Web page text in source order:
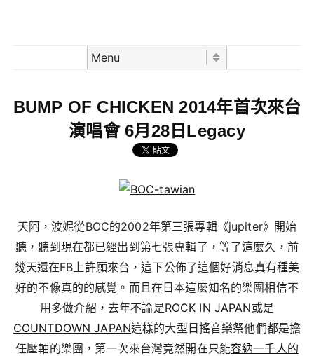
BUMP OF CHICKEN 2014年首次來台
演唱會 6月28日Legacy
天阿，波妮從BOC的2002年第三張專輯《jupiter》開始
聽，聽到現在都已經出到第七張專輯了，等了這麼久，前
幾天還在FB上許願來台，這下公佈了這個好消息真有種美
好的不像真的的感覺。而且在日本這麼知名的樂團相信不
用多做介紹，去年不論是ROCK IN JAPAN或是
COUNTDOWN JAPAN這樣的大型日搖音樂祭他們都是擔
任壓軸的樂團，第一次來台灣竟然開在只能容納一千人的